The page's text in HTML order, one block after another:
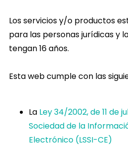
Los servicios y/o productos
para las personas jurídicas y
tengan 16 años.
Esta web cumple con las
La Ley 34/2002, de 11 de
Sociedad de la
Electrónico (LSSI-CE)